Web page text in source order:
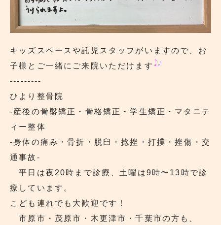
キッズスペースや託児スタッフがいますので、お
子様とご一緒にご来院いただけます
---------
ひより整骨院
‐産後の骨盤矯正・骨格矯正・学生矯正・マタニテ
ィー整体
‐身体の痛み・骨折・脱臼・捻挫・打撲・挫傷・交
通事故‐
平日は夜20時まで診療、土曜は9時〜13時で診
療しています。
こども連れでも大歓迎です！
市原市・茂原市・木更津市・千葉市の方も、